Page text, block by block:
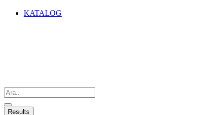
KATALOG
Results